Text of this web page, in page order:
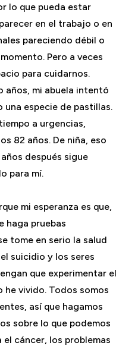
lo que pueda estar
en el trabajo o en
pareciendo débil o
Pero a veces
para cuidarnos.
años, mi abuela intentó
especie de pastillas.
a urgencias,
82 años. De niña, eso
después sigue
para mí.
mi esperanza es que,
haga pruebas
tome en serio la salud
suicidio y los seres
que experimentar el
he vivido. Todos somos
así que hagamos
sobre lo que podemos
cáncer, los problemas